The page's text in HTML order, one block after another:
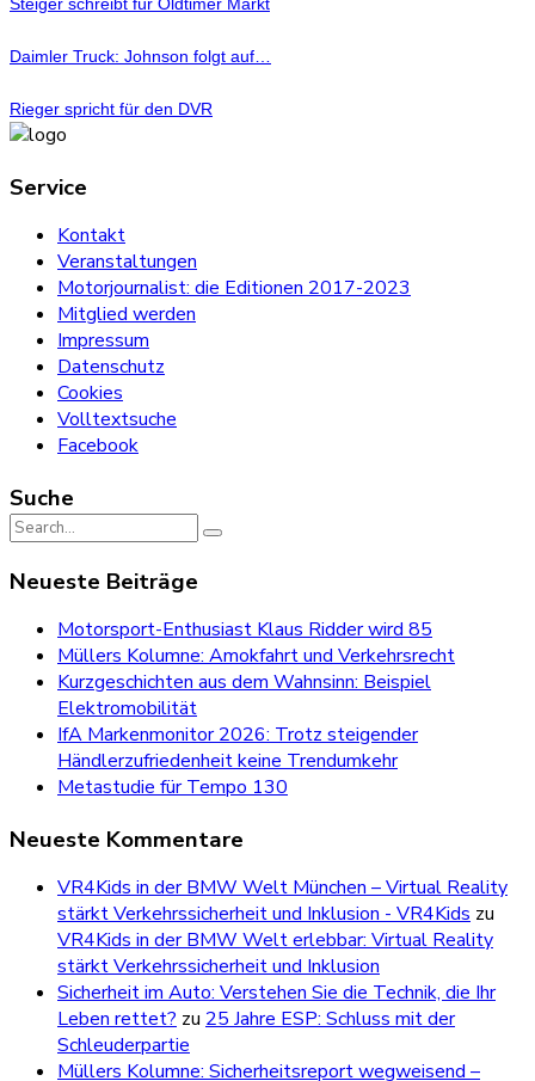
Daimler Truck: Johnson folgt auf…
Rieger spricht für den DVR
Service
Kontakt
Veranstaltungen
Motorjournalist: die Editionen 2017-2023
Mitglied werden
Impressum
Datenschutz
Cookies
Volltextsuche
Facebook
Suche
Search
for:
Neueste Beiträge
Motorsport-Enthusiast Klaus Ridder wird 85
Müllers Kolumne: Amokfahrt und Verkehrsrecht
Kurzgeschichten aus dem Wahnsinn: Beispiel
Elektromobilität
IfA Markenmonitor 2026: Trotz steigender
Händlerzufriedenheit keine Trendumkehr
Metastudie für Tempo 130
Neueste Kommentare
VR4Kids in der BMW Welt München – Virtual Reality
stärkt Verkehrssicherheit und Inklusion - VR4Kids zu
VR4Kids in der BMW Welt erlebbar: Virtual Reality
stärkt Verkehrssicherheit und Inklusion
Sicherheit im Auto: Verstehen Sie die Technik, die Ihr
Leben rettet? zu 25 Jahre ESP: Schluss mit der
Schleuderpartie
Müllers Kolumne: Sicherheitsreport wegweisend –